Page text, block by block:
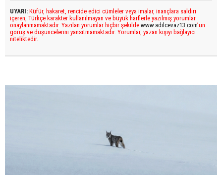
UYARI: Küfür, hakaret, rencide edici cümleler veya imalar, inançlara saldırı
içeren, Türkçe karakter kullanılmayan ve büyük harflerle yazılmış yorumlar
onaylanmamaktadır. Yazılan yorumlar hiçbir şekilde www.adilcevaz13.com’un
görüş ve düşüncelerini yansıtmamaktadır. Yorumlar, yazan kişiyi bağlayıcı
niteliktedir.